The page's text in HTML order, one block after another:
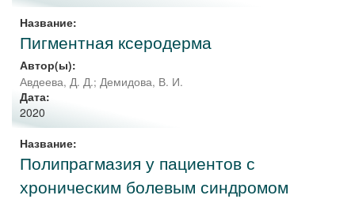
Название:
Пигментная ксеродерма
Автор(ы):
Авдеева, Д. Д.; Демидова, В. И.
Дата:
2020
Название:
Полипрагмазия у пациентов с
хроническим болевым синдромом